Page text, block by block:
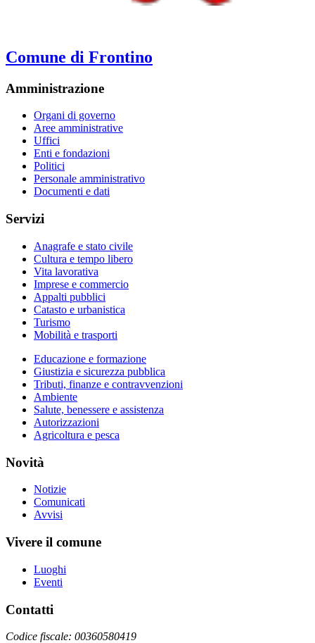
Comune di Frontino
Amministrazione
Organi di governo
Aree amministrative
Uffici
Enti e fondazioni
Politici
Personale amministrativo
Documenti e dati
Servizi
Anagrafe e stato civile
Cultura e tempo libero
Vita lavorativa
Imprese e commercio
Appalti pubblici
Catasto e urbanistica
Turismo
Mobilità e trasporti
Educazione e formazione
Giustizia e sicurezza pubblica
Tributi, finanze e contravvenzioni
Ambiente
Salute, benessere e assistenza
Autorizzazioni
Agricoltura e pesca
Novità
Notizie
Comunicati
Avvisi
Vivere il comune
Luoghi
Eventi
Contatti
Codice fiscale: 00360580419